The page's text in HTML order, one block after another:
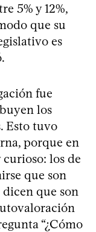
5% y 12%,
que su
es
fue
los
Esto tuvo
porque en
los de
que son
que son
“¿Cómo